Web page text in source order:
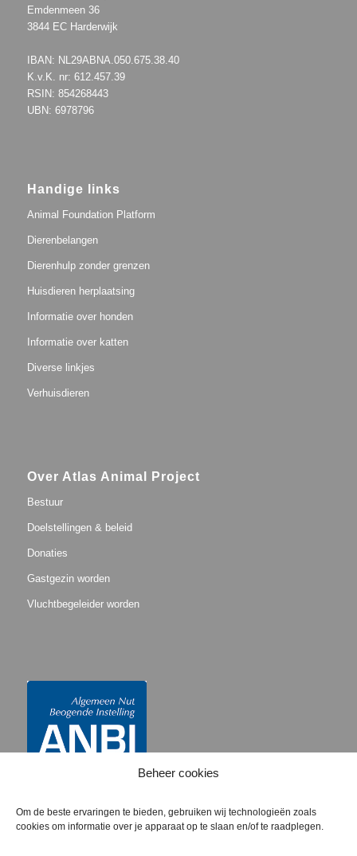
Beheer cookies
Om de beste ervaringen te bieden, gebruiken wij technologieën zoals
cookies om informatie over je apparaat op te slaan en/of te raadplegen.
Emdenmeen 36
3844 EC Harderwijk
IBAN: NL29ABNA.050.675.38.40
K.v.K. nr: 612.457.39
RSIN: 854268443
UBN: 6978796
Handige links
Animal Foundation Platform
Dierenbelangen
Dierenhulp zonder grenzen
Huisdieren herplaatsing
Informatie over honden
Informatie over katten
Diverse linkjes
Verhuisdieren
Over Atlas Animal Project
Bestuur
Doelstellingen & beleid
Donaties
Gastgezin worden
Vluchtbegeleider worden